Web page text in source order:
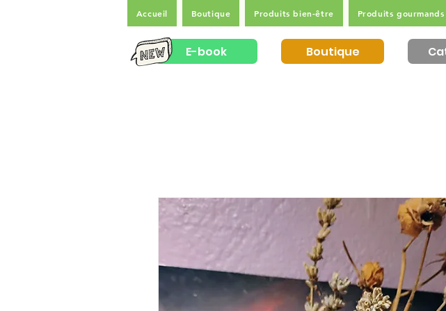
Accueil Boutique Produits bien-être Produits gourmands
E-book Boutique